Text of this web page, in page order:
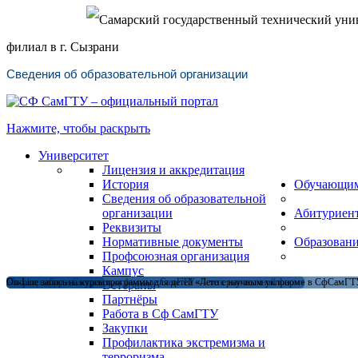
Самарский государственный технический
филиал в г. Сызрани
Сведения об образовательной организации
Нажмите, чтобы раскрыть
Университет
Лицензия и аккредитация
История
Сведения об образовательной
организации
Реквизиты
Нормативные документы
Профсоюзная организация
Кампус
Ветераны
Партнёры
Работа в Сф СамГТУ
Закупки
Профилактика экстремизма и
Магистратура в Сызранском филиале СамГТУ — теперь и в очной форме
Открыт набор на летние программы для детей «Лето с научным уклоном» в
On-Line запись на курсы